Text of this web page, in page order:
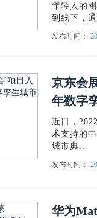
年轻人的
到线下，
发布时间：
京东会
年数字
近日，
术支持的
城市典...
发布时间：
华为